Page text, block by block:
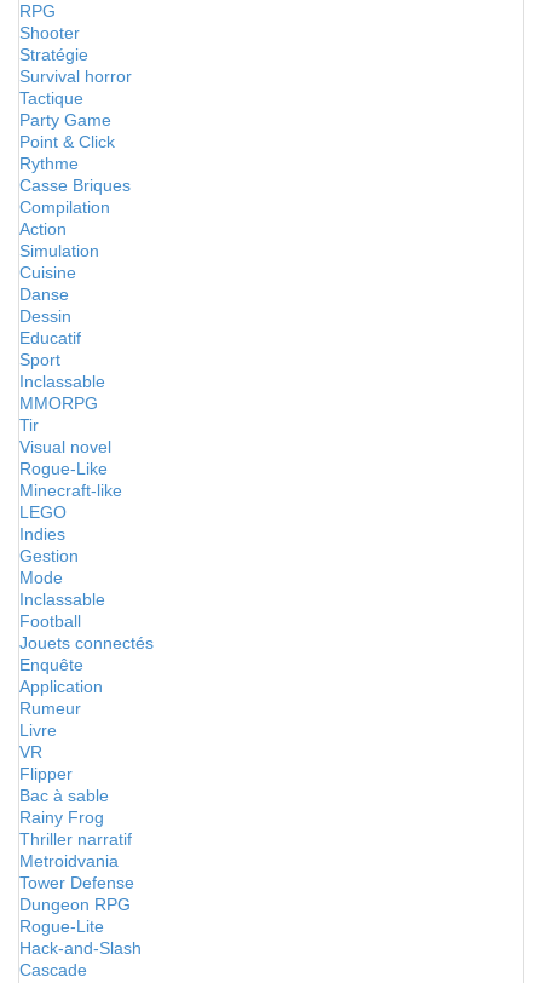
RPG
Shooter
Stratégie
Survival horror
Tactique
Party Game
Point & Click
Rythme
Casse Briques
Compilation
Action
Simulation
Cuisine
Danse
Dessin
Educatif
Sport
Inclassable
MMORPG
Tir
Visual novel
Rogue-Like
Minecraft-like
LEGO
Indies
Gestion
Mode
Inclassable
Football
Jouets connectés
Enquête
Application
Rumeur
Livre
VR
Flipper
Bac à sable
Rainy Frog
Thriller narratif
Metroidvania
Tower Defense
Dungeon RPG
Rogue-Lite
Hack-and-Slash
Cascade